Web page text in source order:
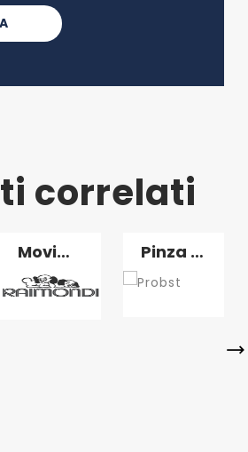
Movimentazione grandi formati Easy-Move Pinza per cordoli Easygrip